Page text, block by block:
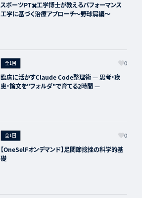
スポーツPT✖️工学博士が教えるパフォーマンス
工学に基づく治療アプローチ〜野球肩編〜
全1回 0
臨床に活かすClaude Code整理術 — 思考・疾
患・論文を"フォルダ"で育てる2時間 —
全1回 0
【OneSelFオンデマンド】足関節捻挫の科学的基
礎